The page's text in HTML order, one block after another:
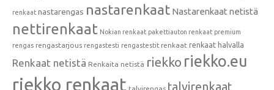
renkaat nastarengas nastarenkaat Nastarenkaat netistä
nettirenkaat Nokian renkaat pakettiauton renkaat premium
rengas rengastarjous rengastesti rengastestit renkaat renkaat halvalla
Renkaat netistä Renkaita netistä riekko riekko.eu
riekko renkaat talvirengas talvirenkaat